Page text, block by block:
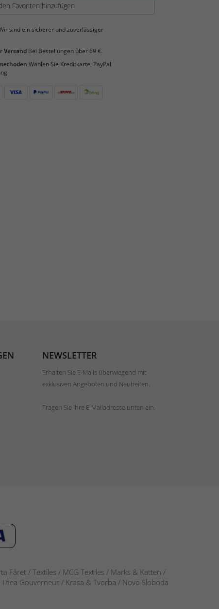
Favoriten hinzufügen
sind ein sicherer und zuverlässiger
VersandBei Bestellungen über 69 €.
Wählen Sie Kreditkarte, PayPal
NEWSLETTER
Erhalten Sie E-Mails überwiegend mit
exklusiven Angeboten und Neuheiten.
Tragen Sie Ihre E-Mailadresse unten ein.
Fåret / Textiles / MCG Textiles / Marks & Katten /
Gouverneur / Krasa & Tvorba / Novo Sloboda